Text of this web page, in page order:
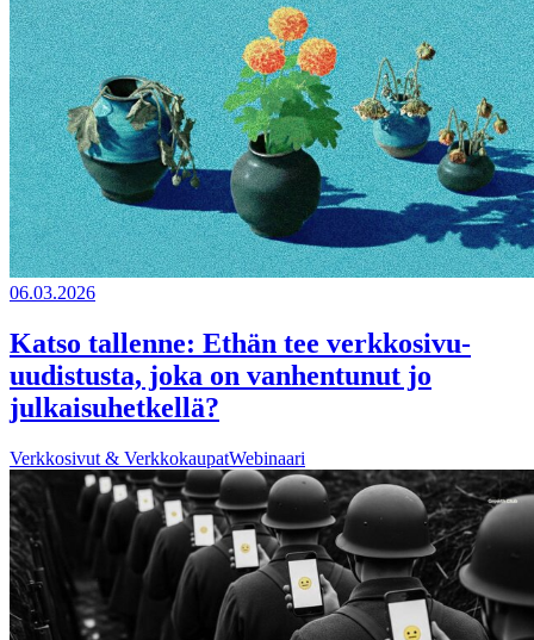
06.03.2026
Katso tallenne: Ethän tee verkkosivu-
uudistusta, joka on vanhentunut jo
julkaisuhetkellä?
Verkkosivut & VerkkokaupatWebinaari